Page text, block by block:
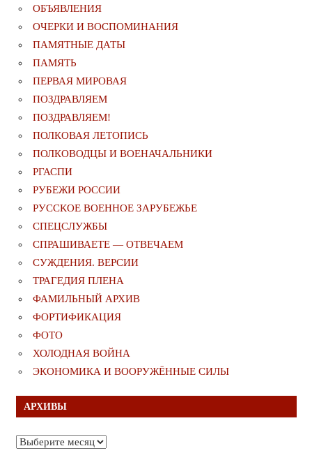
ОБЪЯВЛЕНИЯ
ОЧЕРКИ И ВОСПОМИНАНИЯ
ПАМЯТНЫЕ ДАТЫ
ПАМЯТЬ
ПЕРВАЯ МИРОВАЯ
ПОЗДРАВЛЯЕМ
ПОЗДРАВЛЯЕМ!
ПОЛКОВАЯ ЛЕТОПИСЬ
ПОЛКОВОДЦЫ И ВОЕНАЧАЛЬНИКИ
РГАСПИ
РУБЕЖИ РОССИИ
РУССКОЕ ВОЕННОЕ ЗАРУБЕЖЬЕ
СПЕЦСЛУЖБЫ
СПРАШИВАЕТЕ — ОТВЕЧАЕМ
СУЖДЕНИЯ. ВЕРСИИ
ТРАГЕДИЯ ПЛЕНА
ФАМИЛЬНЫЙ АРХИВ
ФОРТИФИКАЦИЯ
ФОТО
ХОЛОДНАЯ ВОЙНА
ЭКОНОМИКА И ВООРУЖЁННЫЕ СИЛЫ
АРХИВЫ
Архивы